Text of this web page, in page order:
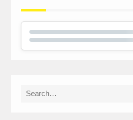
Search